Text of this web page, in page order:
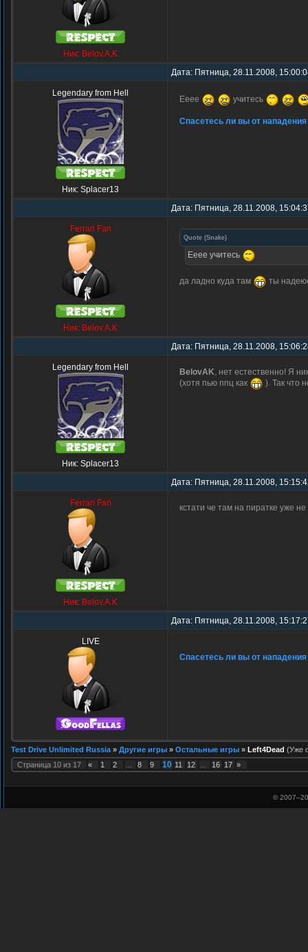
Ник: Belov.A.K
Дата: Пятница, 28.11.2008,
Legendary from Hell
Ник: Splacer13
Ееее учитесь
Спасетесь ли вы от
Дата: Пятница, 28.11.2008,
Ferrari Fan
Ник: Belov.A.K
Quote (Snake)
Ееее учитесь
да ладно куда там ты
Дата: Пятница, 28.11.2008,
Legendary from Hell
Ник: Splacer13
BelovAK, нет естественно! Я
(хотя пью ппц как
). Так что
Дата: Пятница, 28.11.2008,
Ferrari Fan
Ник: Belov.A.K
кстати че там на пиратке уже
Дата: Пятница, 28.11.2008,
LIVE
Спасетесь ли вы от
Test Drive Unlimited Russia » Другие игры » Остальные игры » Left4Dead (Уже
Страница 10 из 17 « 1 2 8 9 10 11 12 16 17 »
© 2007–